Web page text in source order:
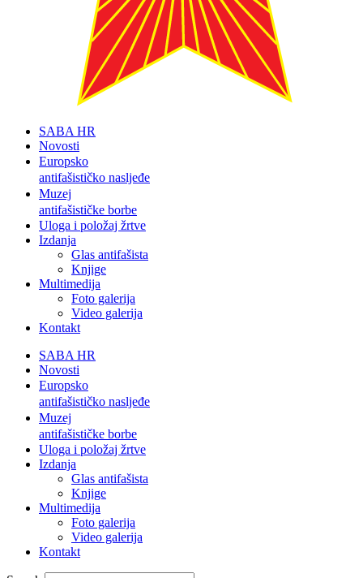
SABA HR
Novosti
Europsko
antifašističko nasljeđe
Muzej
antifašističke borbe
Uloga i položaj žrtve
Izdanja
Glas antifašista
Knjige
Multimedija
Foto galerija
Video galerija
Kontakt
SABA HR
Novosti
Europsko
antifašističko nasljeđe
Muzej
antifašističke borbe
Uloga i položaj žrtve
Izdanja
Glas antifašista
Knjige
Multimedija
Foto galerija
Video galerija
Kontakt